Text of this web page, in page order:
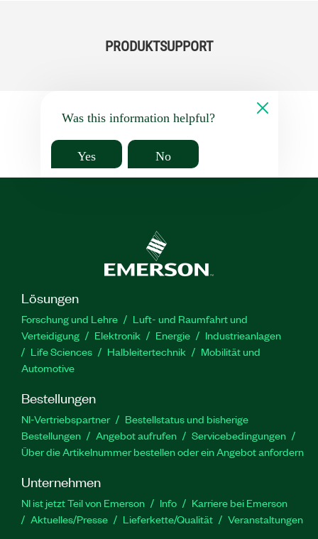
PRODUKTSUPPORT
Was this information helpful?
Yes No
Lösungen
Forschung und Lehre
Luft- und Raumfahrt und
Verteidigung
Elektronik Energie
Industrieanlagen
Life Sciences
Halbleitertechnik
Mobilität und
Automotive
Bestellungen
NI-Vertriebspartner
Bestellstatus und bisherige
Bestellungen
Angebot aufrufen
Servicebedingungen
Über die Artikelnummer bestellen oder ein Angebot anfordern
Unternehmen
NI ist jetzt Teil von Emerson Info
Karriere bei Emerson
Aktuelles/Presse
Lieferkette/Qualität Veranstaltungen